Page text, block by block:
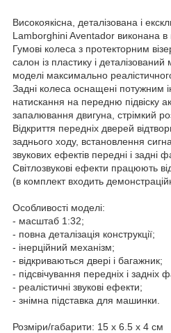
Високоякісна, деталізована і
Lamborghini Aventador виконана в
Гумові колеса з протекторним
салон із пластику і
моделі максимально
Задні колеса оснащені потужним
натискання на передню підвіску
запалювання двигуна, стрімкий
Відкриття передніх дверей
заднього ходу, встановлення
звукових ефектів передні і задні
Світлозвукові ефекти працюють
(в комплект входить
Особливості моделі:
- масштаб 1:32;
- повна деталізація конструкції;
- інерційний механізм;
- відкриваються двері і багажник;
- підсвічування передніх і задніх
- реалістичні звукові ефекти;
- знімна підставка для машинки.
Розміри/габарити: 15 х 6.5 х 4 см